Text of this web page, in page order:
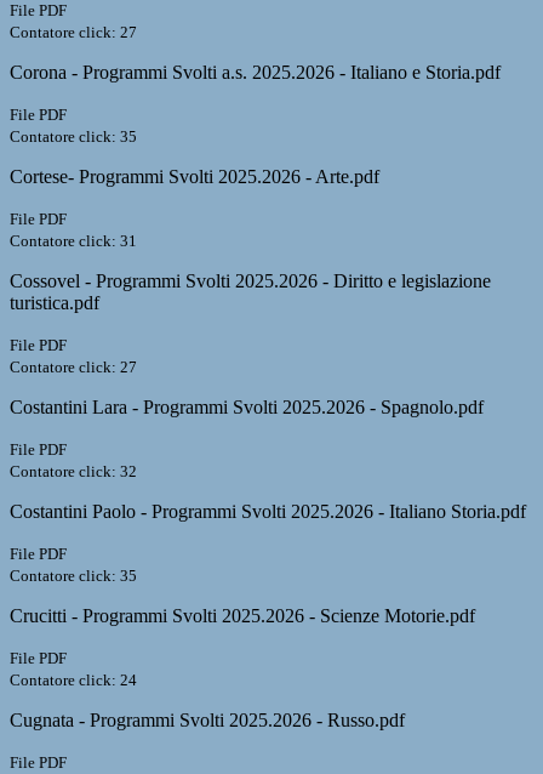
File PDF
Contatore click: 27
Corona - Programmi Svolti a.s. 2025.2026 - Italiano e Storia.pdf
File PDF
Contatore click: 35
Cortese- Programmi Svolti 2025.2026 - Arte.pdf
File PDF
Contatore click: 31
Cossovel - Programmi Svolti 2025.2026 - Diritto e legislazione
turistica.pdf
File PDF
Contatore click: 27
Costantini Lara - Programmi Svolti 2025.2026 - Spagnolo.pdf
File PDF
Contatore click: 32
Costantini Paolo - Programmi Svolti 2025.2026 - Italiano Storia.pdf
File PDF
Contatore click: 35
Crucitti - Programmi Svolti 2025.2026 - Scienze Motorie.pdf
File PDF
Contatore click: 24
Cugnata - Programmi Svolti 2025.2026 - Russo.pdf
File PDF